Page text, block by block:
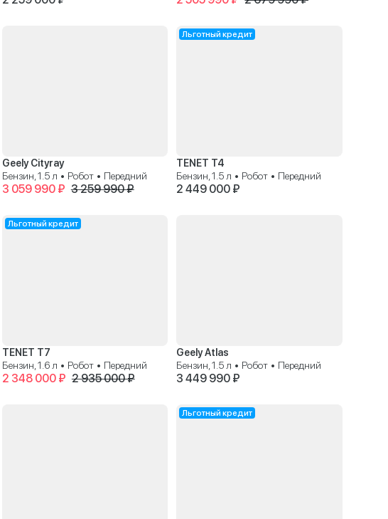
Geely Cityray
Бензин, 1.5 л • Робот • Передний
3 059 990 ₽ 3 259 990 ₽
Льготный кредит
TENET T4
Бензин, 1.5 л • Робот • Передний
2 449 000 ₽
Льготный кредит
TENET T7
Бензин, 1.6 л • Робот • Передний
2 348 000 ₽ 2 935 000 ₽
Geely Atlas
Бензин, 1.5 л • Робот • Передний
3 449 990 ₽
Льготный кредит